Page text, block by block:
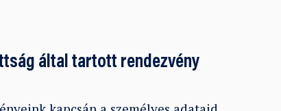
által tartott rendezvény